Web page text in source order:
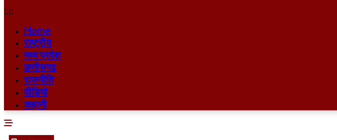
Home
राष्ट्रीय
मध्य प्रदेश
छत्तीसगढ
राजनीति
वीडियो
कहानी